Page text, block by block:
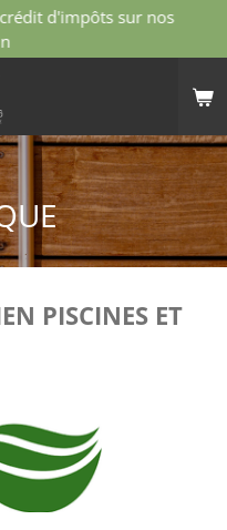
d'impôts sur nos
PISCINES ET